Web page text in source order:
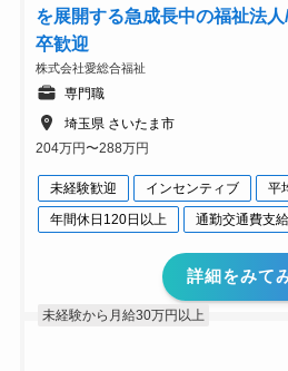
を展開する急成長中の福祉法
卒歓迎
株式会社愛総合福祉
専門職
埼玉県 さいたま市
204万円〜288万円
未経験歓迎 インセンティブ
平
年間休日120日以上
通勤交通費支給
詳細をみて
未経験から月給30万円以上